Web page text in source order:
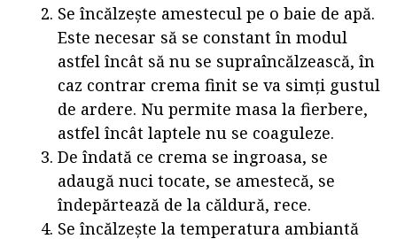
Se încălzește amestecul pe o baie de apă.
Este necesar să se constant în modul
astfel încât să nu se supraîncălzească, în
caz contrar crema finit se va simți gustul
de ardere. Nu permite masa la fierbere,
astfel încât laptele nu se coaguleze.
De îndată ce crema se ingroasa, se
adaugă nuci tocate, se amestecă, se
îndepărtează de la căldură, rece.
Se încălzește la temperatura ambiantă